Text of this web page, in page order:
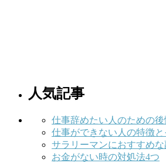
人気記事
仕事辞めたい人のための
仕事ができない人の特徴
サラリーマンにおすすめな
お金がない時の対処法4つ